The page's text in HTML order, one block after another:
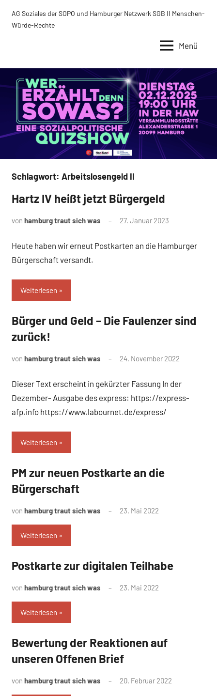
AG Soziales der SOPO und Hamburger Netzwerk SGB II Menschen-
Würde-Rechte
Menü
Schlagwort: Arbeitslosengeld II
Uncategorized
Hartz IV heißt jetzt Bürgergeld
von hamburg traut sich was 27. Januar 2023
Heute haben wir erneut Postkarten an die Hamburger
Bürgerschaft versandt.
Weiterlesen
Uncategorized
Bürger und Geld – Die Faulenzer sind
zurück!
von hamburg traut sich was 24. November 2022
Dieser Text erscheint in gekürzter Fassung In der
Dezember- Ausgabe des express: https://express-
afp.info https://www.labournet.de/express/
Weiterlesen
Uncategorized
PM zur neuen Postkarte an die
Bürgerschaft
von hamburg traut sich was 23. Mai 2022
Weiterlesen
Uncategorized
Postkarte zur digitalen Teilhabe
von hamburg traut sich was 23. Mai 2022
Weiterlesen
Uncategorized
Bewertung der Reaktionen auf
unseren Offenen Brief
von hamburg traut sich was 20. Februar 2022